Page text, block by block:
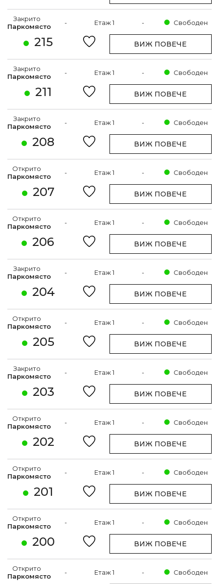
215
Закрито
Паркомясто
- Етаж 1 - Свободен
ВИЖ ПОВЕЧЕ
211
Закрито
Паркомясто
- Етаж 1 - Свободен
ВИЖ ПОВЕЧЕ
208
Закрито
Паркомясто
- Етаж 1 - Свободен
ВИЖ ПОВЕЧЕ
207
Открито
Паркомясто
- Етаж 1 - Свободен
ВИЖ ПОВЕЧЕ
206
Открито
Паркомясто
- Етаж 1 - Свободен
ВИЖ ПОВЕЧЕ
204
Закрито
Паркомясто
- Етаж 1 - Свободен
ВИЖ ПОВЕЧЕ
205
Открито
Паркомясто
- Етаж 1 - Свободен
ВИЖ ПОВЕЧЕ
203
Закрито
Паркомясто
- Етаж 1 - Свободен
ВИЖ ПОВЕЧЕ
202
Открито
Паркомясто
- Етаж 1 - Свободен
ВИЖ ПОВЕЧЕ
201
Открито
Паркомясто
- Етаж 1 - Свободен
ВИЖ ПОВЕЧЕ
200
Открито
Паркомясто
- Етаж 1 - Свободен
ВИЖ ПОВЕЧЕ
Открито
Паркомясто
- Етаж 1 - Свободен